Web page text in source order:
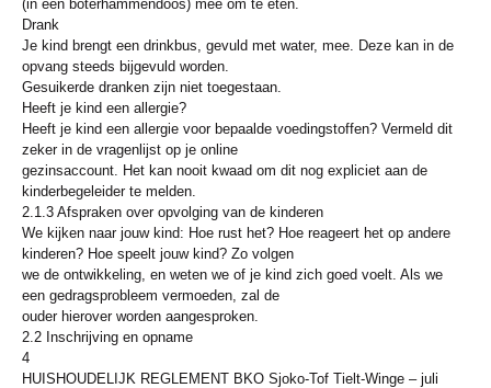
(in een boterhammendoos) mee om te eten.
Drank
Je kind brengt een drinkbus, gevuld met water, mee. Deze kan in de
opvang steeds bijgevuld worden.
Gesuikerde dranken zijn niet toegestaan.
Heeft je kind een allergie?
Heeft je kind een allergie voor bepaalde voedingstoffen? Vermeld dit
zeker in de vragenlijst op je online
gezinsaccount. Het kan nooit kwaad om dit nog expliciet aan de
kinderbegeleider te melden.
2.1.3 Afspraken over opvolging van de kinderen
We kijken naar jouw kind: Hoe rust het? Hoe reageert het op andere
kinderen? Hoe speelt jouw kind? Zo volgen
we de ontwikkeling, en weten we of je kind zich goed voelt. Als we
een gedragsprobleem vermoeden, zal de
ouder hierover worden aangesproken.
2.2 Inschrijving en opname
4
HUISHOUDELIJK REGLEMENT BKO Sjoko-Tof Tielt-Winge – juli